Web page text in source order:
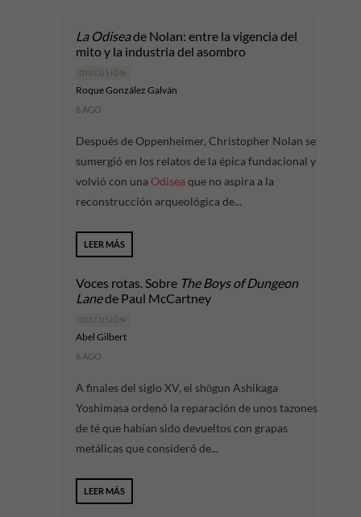
La Odiseade Nolan: entre la vigencia del
mito y la industria del asombro
DISCUSIÓN
Roque González Galván
6 AGO
Después de Oppenheimer, Christopher Nolan se
sumergió en los relatos de la épica fundacional y
volvió con una Odisea que no aspira a la
reconstrucción arqueológica de...
LEER MÁS
Voces rotas. Sobre The Boys of Dungeon
Lanede Paul McCartney
DISCUSIÓN
Abel Gilbert
6 AGO
A finales del siglo XV, el shōgun Ashikaga
Yoshimasa ordenó la reparación de unos tazones
de té que habían sido devueltos con grapas
metálicas que consideró de...
LEER MÁS